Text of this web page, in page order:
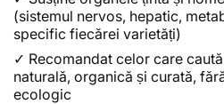
(sistemul nervos, hepatic,
specific fiecărei varietăți)
✓ Recomandat celor care
naturală, organică și curată,
ecologic